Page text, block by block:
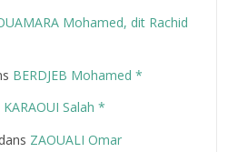
Mohamed, dit Rachid
BERDJEB Mohamed *
KARAOUI Salah *
ZAOUALI Omar